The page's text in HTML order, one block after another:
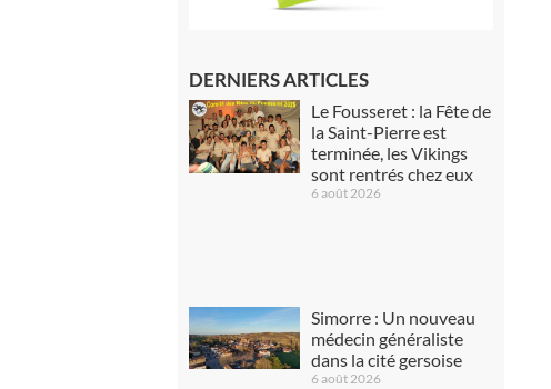
DERNIERS ARTICLES
Le Fousseret : la Fête de
la Saint-Pierre est
terminée, les Vikings
sont rentrés chez eux
6 août 2026
Simorre : Un nouveau
médecin généraliste
dans la cité gersoise
6 août 2026